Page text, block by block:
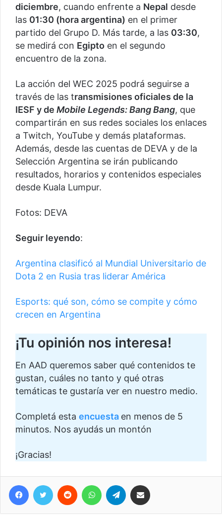
diciembre, cuando enfrente a Nepal desde
las 01:30 (hora argentina) en el primer
partido del Grupo D. Más tarde, a las 03:30,
se medirá con Egipto en el segundo
encuentro de la zona.
La acción del WEC 2025 podrá seguirse a
través de las transmisiones oficiales de la
IESF y de Mobile Legends: Bang Bang, que
compartirán en sus redes sociales los enlaces
a Twitch, YouTube y demás plataformas.
Además, desde las cuentas de DEVA y de la
Selección Argentina se irán publicando
resultados, horarios y contenidos especiales
desde Kuala Lumpur.
Fotos: DEVA
Seguir leyendo:
Argentina clasificó al Mundial Universitario de
Dota 2 en Rusia tras liderar América
Esports: qué son, cómo se compite y cómo
crecen en Argentina
¡Tu opinión nos interesa!
En AAD queremos saber qué contenidos te
gustan, cuáles no tanto y qué otras
temáticas te gustaría ver en nuestro medio.
Completá esta encuesta en menos de 5
minutos. Nos ayudás un montón
¡Gracias!
Facebook
Twitter Reddit WhatsAppTelegram